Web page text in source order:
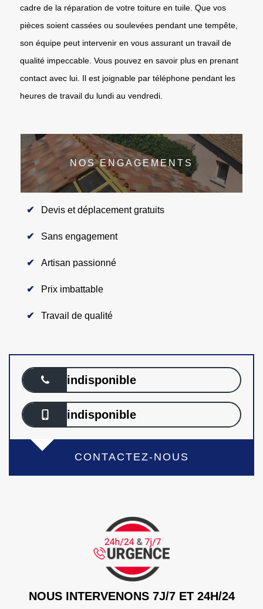
cadre de la réparation de votre toiture en tuile. Que vos
pièces soient cassées ou soulevées pendant une tempête,
son équipe peut intervenir en vous assurant un travail de
qualité impeccable. Vous pouvez en savoir plus en prenant
contact avec lui. Il est joignable par téléphone pendant les
heures de travail du lundi au vendredi.
NOS ENGAGEMENTS
Devis et déplacement gratuits
Sans engagement
Artisan passionné
Prix imbattable
Travail de qualité
indisponible
indisponible
CONTACTEZ-NOUS
NOUS INTERVENONS 7J/7 ET 24H/24